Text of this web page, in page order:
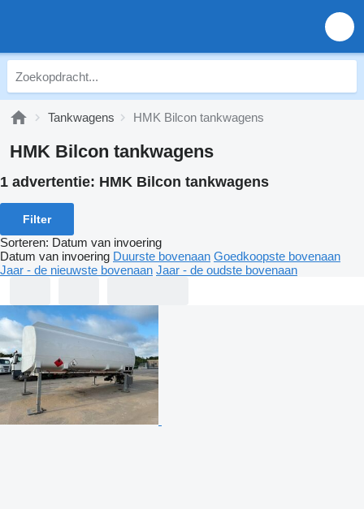
Tankwagens HMK Bilcon tankwagens
HMK Bilcon tankwagens
1 advertentie: HMK Bilcon tankwagens
Filter
Sorteren: Datum van invoering
Datum van invoering Duurste bovenaan Goedkoopste bovenaan
Jaar - de nieuwste bovenaan Jaar - de oudste bovenaan